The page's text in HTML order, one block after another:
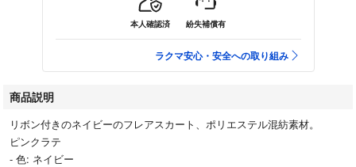
本人確認済 紛失補償有
ラクマ安心・安全への取り組み
商品説明
リボン付きのネイビーのフレアスカート、ポリエステル混紡素材。
ピンクラテ
- 色: ネイビー